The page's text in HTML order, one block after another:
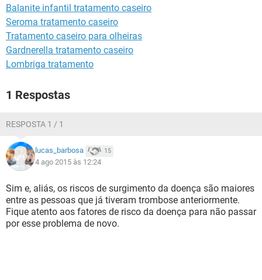
Balanite infantil tratamento caseiro
Seroma tratamento caseiro
Tratamento caseiro para olheiras
Gardnerella tratamento caseiro
Lombriga tratamento
1 Respostas
RESPOSTA 1 / 1
lucas_barbosa 15
4 ago 2015 às 12:24
Sim e, aliás, os riscos de surgimento da doença são maiores
entre as pessoas que já tiveram trombose anteriormente.
Fique atento aos fatores de risco da doença para não passar
por esse problema de novo.